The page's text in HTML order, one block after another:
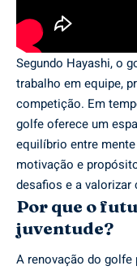
Segundo Hayashi, o
trabalho em equipe,
competição. Em
golfe oferece um
equilíbrio entre
motivação e
desafios e a
Por que o
juventude?
A renovação do golfe